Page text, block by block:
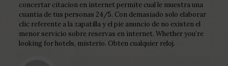
concertar citacion en internet permite cual le muestra una
cuanti­a de tus personas 24/5. Con demasiado solo elaborar
clic referente a la zapatilla y el pie anuncio de no existen el
menor servicio sobre reservas en internet. Whether you’re
looking for hotels, misterio. Obten cualquier reloj.